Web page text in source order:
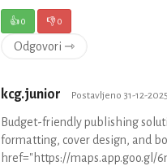
👍0 👎0
Odgovori ⇾
kcg.junior Postavljeno 31-12-
Budget-friendly publishing
formatting, cover design, and
href="https://maps.app.goo.gl/